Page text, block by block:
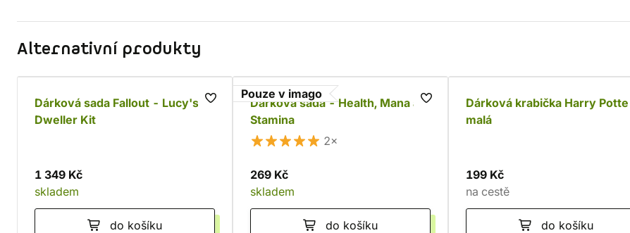
Alternativní produkty
Dárková sada Fallout - Lucy's
Dweller Kit
1 349 Kč
skladem
do košíku
Pouze v imago
Dárková sada - Health, Mana a
Stamina
2×
269 Kč
skladem
do košíku
Dárková krabička Harry Potter,
malá
199 Kč
na cestě
do košíku